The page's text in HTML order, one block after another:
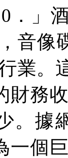
0 ．」
音像
業。
財務
。據
一個